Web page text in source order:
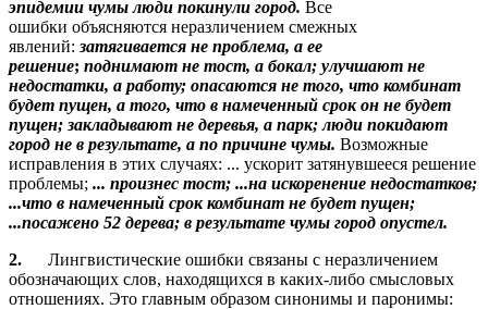
эпидемии чумы люди покинули город. Все
ошибки объясняются неразличением смежных
явлений: затягивается не проблема, а ее
решение; поднимают не тост, а бокал; улучшают не
недостатки, а работу; опасаются не того, что комбинат
будет пущен, а того, что в намеченный срок он не будет
пущен; закладывают не деревья, а парк; люди покидают
город не в результате, а по причине чумы. Возможные
исправления в этих случаях: ... ускорит затянувшееся решение
проблемы; ... произнес тост; ...на искоренение недостатков;
...что в намеченный срок комбинат не будет пущен;
...посажено 52 дерева; в результате чумы город опустел.
2. Лингвистические ошибки связаны с неразличением
обозначающих слов, находящихся в каких-либо смысловых
отношениях. Это главным образом синонимы и паронимы: